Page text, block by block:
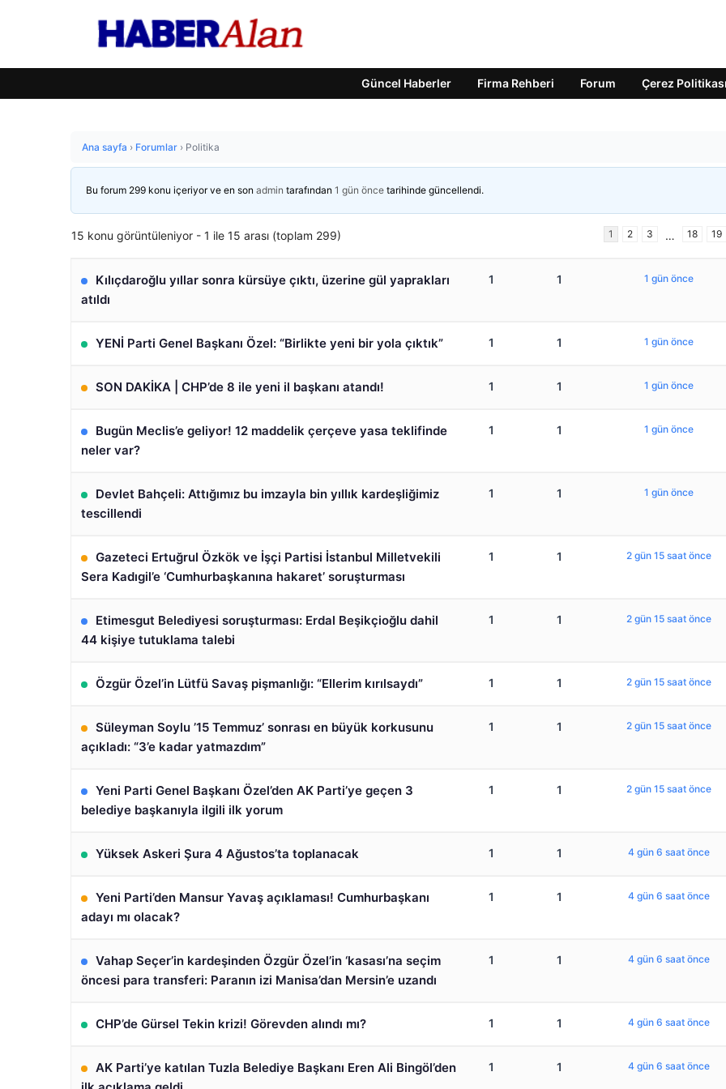
Güncel Haberler Firma Rehberi Forum Çerez Politikası
Ana sayfa › Forumlar › Politika
Bu forum 299 konu içeriyor ve en son admin tarafından 1 gün önce tarihinde güncellendi.
15 konu görüntüleniyor - 1 ile 15 arası (toplam 299) 1 2 3 … 18 19
Kılıçdaroğlu yıllar sonra kürsüye çıktı, üzerine gül yaprakları
atıldı
1 1 1 gün önce
YENİ Parti Genel Başkanı Özel: “Birlikte yeni bir yola çıktık” 1 1 1 gün önce
SON DAKİKA | CHP’de 8 ile yeni il başkanı atandı! 1 1 1 gün önce
Bugün Meclis’e geliyor! 12 maddelik çerçeve yasa teklifinde
neler var?
1 1 1 gün önce
Devlet Bahçeli: Attığımız bu imzayla bin yıllık kardeşliğimiz
tescillendi
1 1 1 gün önce
Gazeteci Ertuğrul Özkök ve İşçi Partisi İstanbul Milletvekili
Sera Kadıgil’e ‘Cumhurbaşkanına hakaret’ soruşturması
1 1 2 gün 15 saat önce
Etimesgut Belediyesi soruşturması: Erdal Beşikçioğlu dahil
44 kişiye tutuklama talebi
1 1 2 gün 15 saat önce
Özgür Özel’in Lütfü Savaş pişmanlığı: “Ellerim kırılsaydı” 1 1 2 gün 15 saat önce
Süleyman Soylu ’15 Temmuz’ sonrası en büyük korkusunu
açıkladı: “3’e kadar yatmazdım”
1 1 2 gün 15 saat önce
Yeni Parti Genel Başkanı Özel’den AK Parti’ye geçen 3
belediye başkanıyla ilgili ilk yorum
1 1 2 gün 15 saat önce
Yüksek Askeri Şura 4 Ağustos’ta toplanacak 1 1 4 gün 6 saat önce
Yeni Parti’den Mansur Yavaş açıklaması! Cumhurbaşkanı
adayı mı olacak?
1 1 4 gün 6 saat önce
Vahap Seçer’in kardeşinden Özgür Özel’in ‘kasası’na seçim
öncesi para transferi: Paranın izi Manisa’dan Mersin’e uzandı
1 1 4 gün 6 saat önce
CHP’de Gürsel Tekin krizi! Görevden alındı mı? 1 1 4 gün 6 saat önce
AK Parti’ye katılan Tuzla Belediye Başkanı Eren Ali Bingöl’den
1 1 4 gün 6 saat önce